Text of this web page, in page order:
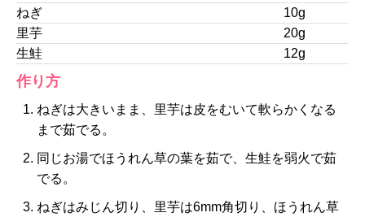
ねぎ
10g
里芋
20g
生鮭
12g
作り方
ねぎは大きいまま、里芋は皮をむいて軟らかくなる
まで茹でる。
同じお湯でほうれん草の葉を茹で、生鮭を弱火で茹
でる。
ねぎはみじん切り、里芋は6mm角切り、ほうれん草